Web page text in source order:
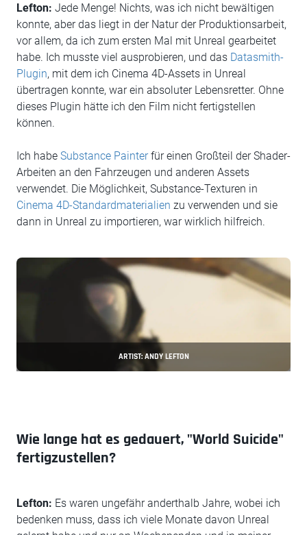
Lefton: Jede Menge! Nichts, was ich nicht bewältigen
konnte, aber das liegt in der Natur der Produktionsarbeit,
vor allem, da ich zum ersten Mal mit Unreal gearbeitet
habe. Ich musste viel ausprobieren, und das Datasmith-
Plugin, mit dem ich Cinema 4D-Assets in Unreal
übertragen konnte, war ein absoluter Lebensretter. Ohne
dieses Plugin hätte ich den Film nicht fertigstellen
können.
Ich habe Substance Painterfür einen Großteil der Shader-
Arbeiten an den Fahrzeugen und anderen Assets
verwendet. Die Möglichkeit, Substance-Texturen in
Cinema 4D-Standardmaterialien zu verwenden und sie
dann in Unreal zu importieren, war wirklich hilfreich.
ARTIST: ANDY LEFTON
Wie lange hat es gedauert, "World Suicide"
fertigzustellen?
Lefton: Es waren ungefähr anderthalb Jahre, wobei ich
bedenken muss, dass ich viele Monate davon Unreal